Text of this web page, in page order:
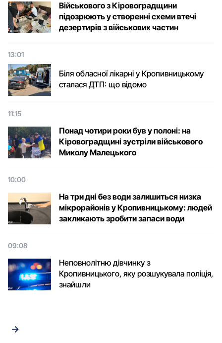
Військового з Кіровоградщини
підозрюють у створенні схеми втечі
дезертирів з військових частин
13:01
Біля обласної лікарні у Кропивницькому
сталася ДТП: що відомо
11:15
Понад чотири роки був у полоні: на
Кіровоградщині зустріли військового
Микoлу Малецькoгo
10:00
На три дні без води залишиться низка
мікрорайонів у Кропивницькому: людей
закликають зробити запаси води
09:08
Неповнолітню дівчинку з
Кропивницького, яку розшукувала поліція,
знайшли